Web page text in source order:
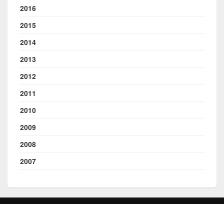
2016
2015
2014
2013
2012
2011
2010
2009
2008
2007